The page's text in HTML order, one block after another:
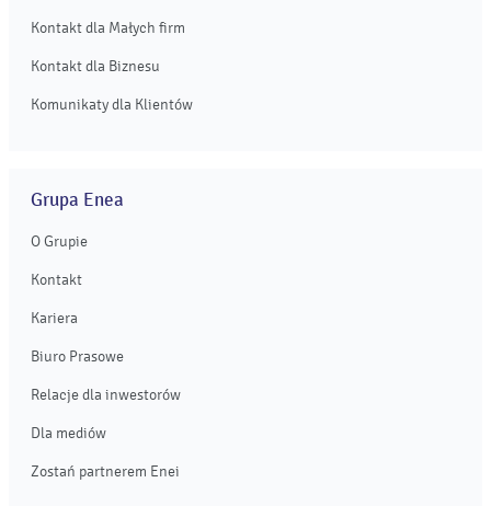
Kontakt dla Małych firm
Kontakt dla Biznesu
Komunikaty dla Klientów
Grupa Enea
O Grupie
Kontakt
Kariera
Biuro Prasowe
Relacje dla inwestorów
Dla mediów
Zostań partnerem Enei